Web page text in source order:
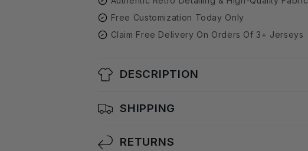
Free Customization Today Only
Claim Free Delivery On Orders Of 3+ Jerseys
DESCRIPTION
SHIPPING
RETURNS